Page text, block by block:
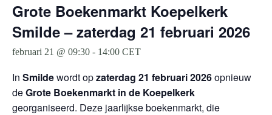
Grote Boekenmarkt Koepelkerk
Smilde – zaterdag 21 februari 2026
februari 21 @ 09:30 - 14:00 CET
In Smildewordt opzaterdag 21 februari 2026opnieuw
deGrote Boekenmarkt in de Koepelkerk
georganiseerd. Deze jaarlijkse boekenmarkt, die